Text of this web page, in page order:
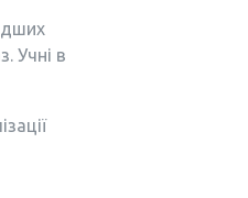
Учні в